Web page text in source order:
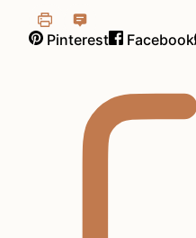
Pinterest Facebook